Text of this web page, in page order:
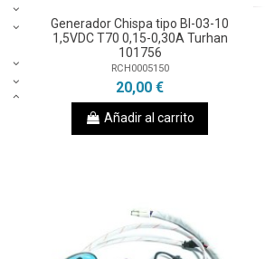
Generador Chispa tipo BI-03-10
1,5VDC T70 0,15-0,30A Turhan
101756
RCH0005150
20,00 €
Añadir al carrito